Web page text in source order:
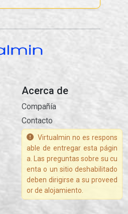
Acerca de
Compañía
Contacto
Virtualmin no es respons
able de entregar esta págin
a. Las preguntas sobre su cu
enta o un sitio deshabilitado
deben dirigirse a su proveed
or de alojamiento.